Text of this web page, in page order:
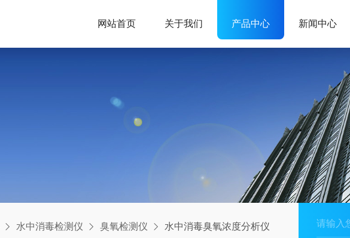
网站首页 关于我们 产品中心 新闻中心
水中消毒检测仪 臭氧检测仪 水中消毒臭氧浓度分析仪